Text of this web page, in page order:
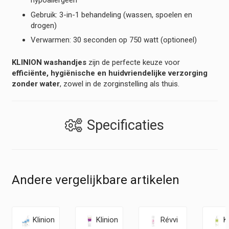
Gebruik: 3-in-1 behandeling (wassen, spoelen en
drogen)
Verwarmen: 30 seconden op 750 watt (optioneel)
KLINION washandjeszijn de perfecte keuze voor
efficiënte, hygiënische en huidvriendelijke verzorging
zonder water, zowel in de zorginstelling als thuis.
Specificaties
Andere vergelijkbare artikelen
Klinion
Klinion
Révvi